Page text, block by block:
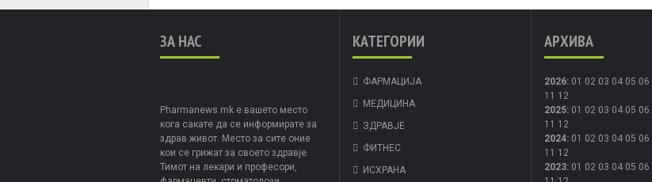
ЗА НАС
Pharmanews.mk е вашето место
кога сакате да се информирате за
здрав живот. Место за сите оние
кои се грижат за своето здравје.
Тимот на лекари и професори,
КАТЕГОРИИ
ФАРМАЦИЈА
МЕДИЦИНА
ЗДРАВЈЕ
ФИТНЕС
ИСХРАНА
АРХИВА
2026: 01 02 03 04 05 06
11 12
2025: 01 02 03 04 05 06
11 12
2024: 01 02 03 04 05 06
11 12
2023: 01 02 03 04 05 06